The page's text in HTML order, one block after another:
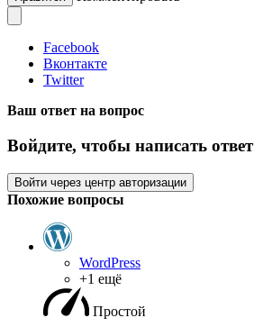
Facebook
Вконтакте
Twitter
Ваш ответ на вопрос
Войдите, чтобы написать ответ
Войти через центр авторизации
Похожие вопросы
WordPress
+1 ещё
Простой